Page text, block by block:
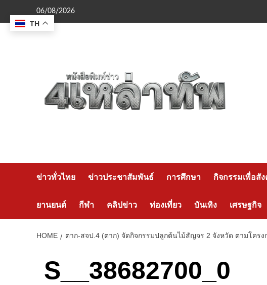
content
06/08/2026
ข่าวทั่วไทย ข่าวประชาสัมพันธ์ การศึกษา กิจกรรมเพื่อสั
ยานยนต์ กีฬา คลิปข่าว ท่องเที่ยว บันเทิง เศรษฐกิจ
HOME ตาก-สจป.4 (ตาก) จัดกิจกรรมปลูกต้นไม้สัญจร 2 จังหวัด ตามโคร
S__38682700_0
TH